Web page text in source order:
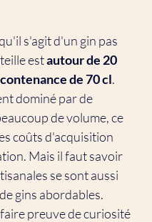
s'agit d'un gin pas
estautour de 20
de 70 cl.
dominé par de
de volume, ce
coûts d'acquisition
Mais il faut savoir
se sont aussi
gins abordables.
preuve de curiosité